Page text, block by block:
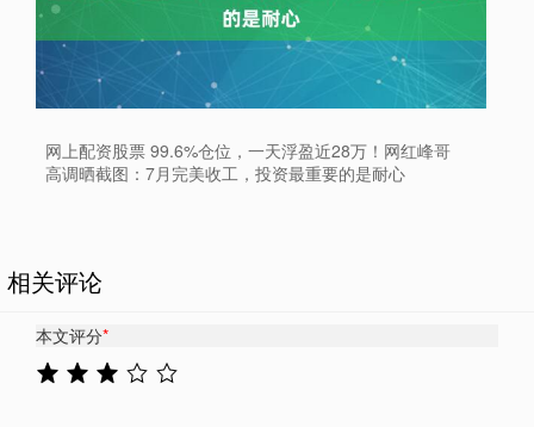
网上配资股票 99.6%仓位，一天浮盈近28万！网红峰哥
高调晒截图：7月完美收工，投资最重要的是耐心
相关评论
本文评分*